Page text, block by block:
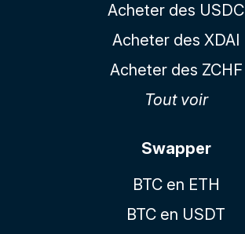
Acheter des USDC
Acheter des XDAI
Acheter des ZCHF
Tout voir
Swapper
BTC en ETH
BTC en USDT